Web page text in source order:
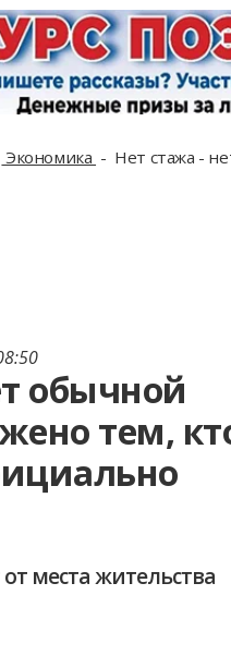
Экономика Нет стажа -
обычной
тем,
места жительства